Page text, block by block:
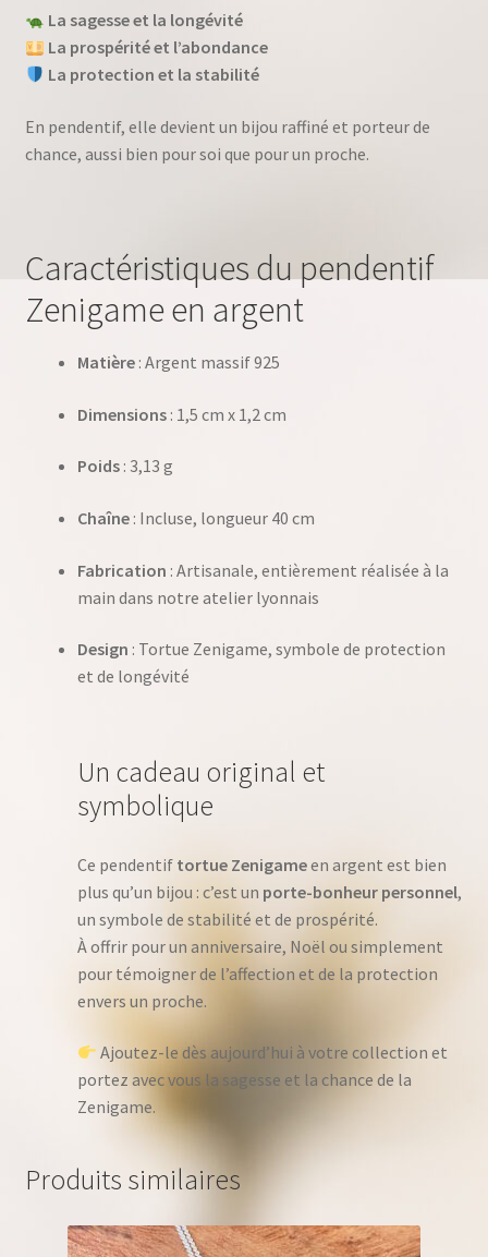
La sagesse et la longévité
La prospérité et l’abondance
La protection et la stabilité
En pendentif, elle devient un bijou raffiné et porteur de
chance, aussi bien pour soi que pour un proche.
Caractéristiques du pendentif
Zenigame en argent
Matière: Argent massif 925
Dimensions: 1,5 cm x 1,2 cm
Poids: 3,13 g
Chaîne: Incluse, longueur 40 cm
Fabrication : Artisanale, entièrement réalisée à la
main dans notre atelier lyonnais
Design : Tortue Zenigame, symbole de protection
et de longévité
Un cadeau original et
symbolique
Ce pendentif tortue Zenigameen argent est bien
plus qu’un bijou : c’est un porte-bonheur personnel,
un symbole de stabilité et de prospérité.
À offrir pour un anniversaire, Noël ou simplement
pour témoigner de l’affection et de la protection
envers un proche.
Ajoutez-le dès aujourd’hui à votre collection et
portez avec vous la sagesse et la chance de la
Zenigame.
Produits similaires